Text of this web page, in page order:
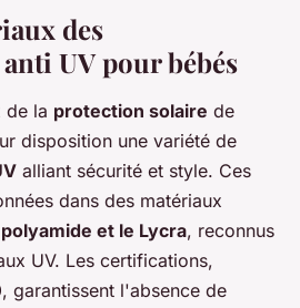
des
UV pour bébés
de la protection solaire de
disposition une variété de
alliant sécurité et style. Ces
dans des matériaux
polyamide et le Lycra, reconnus
UV. Les certifications,
, garantissent l'absence de